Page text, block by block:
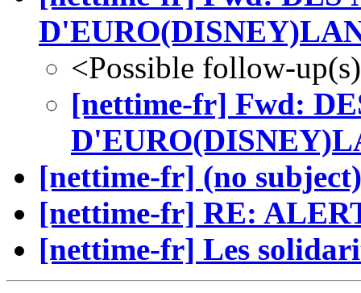
<Possible follow-
[nettime-fr] Fwd:
[nettime-fr] (no subject)
[nettime-fr] RE:
[nettime-fr] Les